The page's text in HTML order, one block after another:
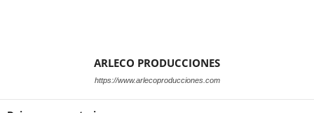
ARLECO PRODUCCIONES
https://www.arlecoproducciones.com